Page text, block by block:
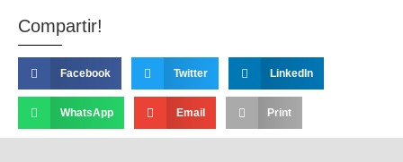
Compartir!
Facebook Twitter LinkedIn
WhatsApp Email Print